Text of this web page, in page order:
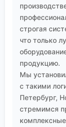
строгая
что только
продукцию.
Мы
с такими
Петербург,
стремимся